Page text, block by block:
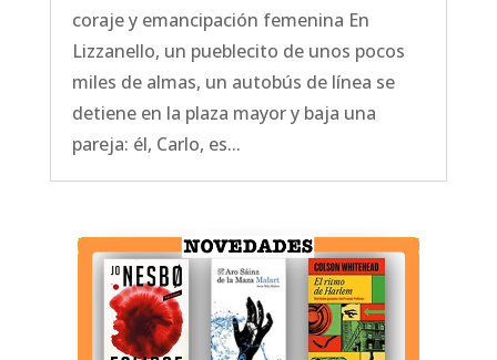
coraje y emancipación femenina En
Lizzanello, un pueblecito de unos pocos
miles de almas, un autobús de línea se
detiene en la plaza mayor y baja una
pareja: él, Carlo, es...